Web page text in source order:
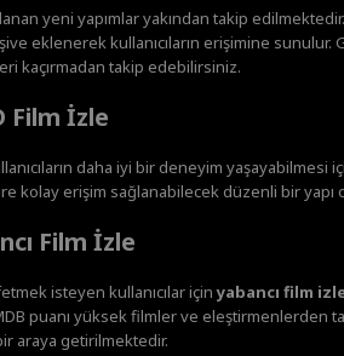
yeni yapımlar yakından takip
eklenerek kullanıcıların erişimine sunulur.
kaçırmadan takip edebilirsiniz.
Film İzle
daha iyi bir deneyim yaşayabilmesi
kolay erişim sağlanabilecek düzenli bir yapı
Film İzle
isteyen kullanıcılar içinyabancı film
puanı yüksek filmler ve eleştirmenlerden
araya getirilmektedir.